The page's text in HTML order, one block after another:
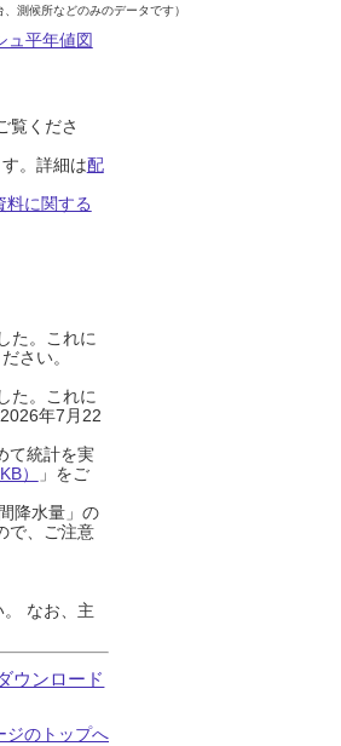
、測候所などのみのデータです）
ュ平年値図
覧くださ
。詳細は配
料に関する
た。これに
さい。
た。これに
年7月22
て統計を実
）
」をご
降水量」の
で、ご注意
なお、主
ウンロード
ジのトップへ